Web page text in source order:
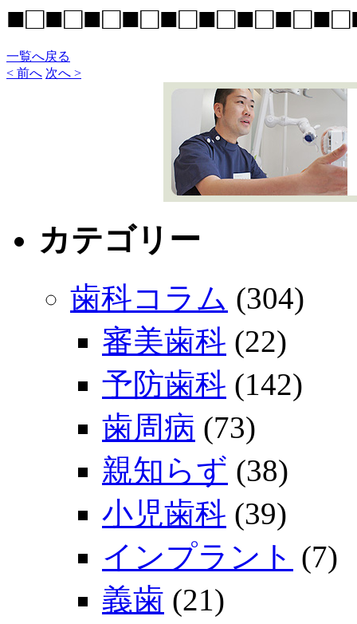
一覧へ戻る
< 前へ 次へ >
カテゴリー
歯科コラム (304)
審美歯科 (22)
予防歯科 (142)
歯周病 (73)
親知らず (38)
小児歯科 (39)
インプラント (7)
義歯 (21)